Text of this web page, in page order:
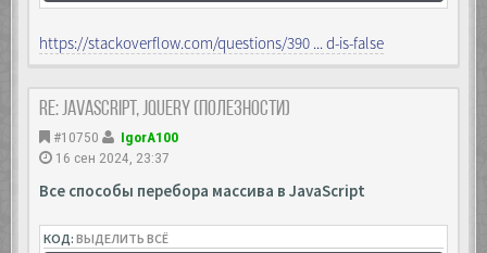
https://stackoverflow.com/questions/390 ... d-is-false
Re: JavaScript, Jquery (полезности)
#10750
IgorA100
16 сен 2024, 23:37
Все способы перебора массива в JavaScript
КОД:ВЫДЕЛИТЬ ВСЁ